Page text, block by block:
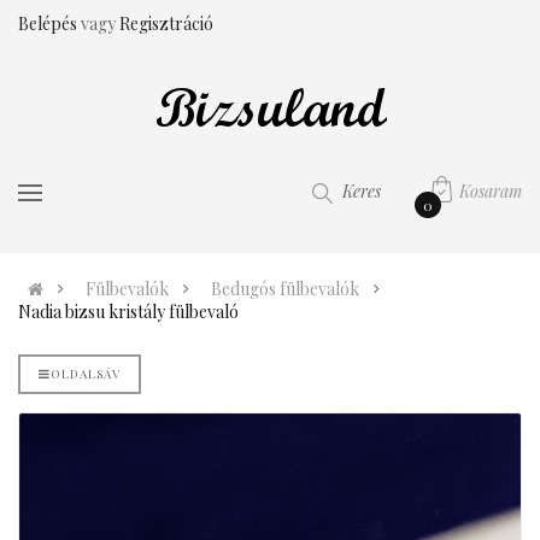
Belépés vagyRegisztráció
Kosaram
0
Keres
Fülbevalók
Bedugós fülbevalók
Nadia bizsu kristály fülbevaló
OLDALSÁV